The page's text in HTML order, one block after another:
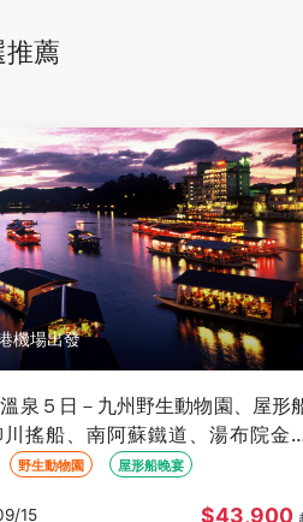
推薦
機場出發
語６日－熊本城、櫻島渡輪遊覽
宮、日南摩艾、高千穗峽、湯布
兒島、九重夢吊橋-高雄出發
山水名勝 線上旅展
14 $56,900